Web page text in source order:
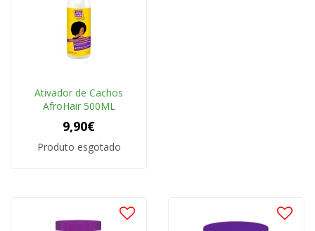
Ativador de Cachos
AfroHair 500ML
9,90€
Produto esgotado